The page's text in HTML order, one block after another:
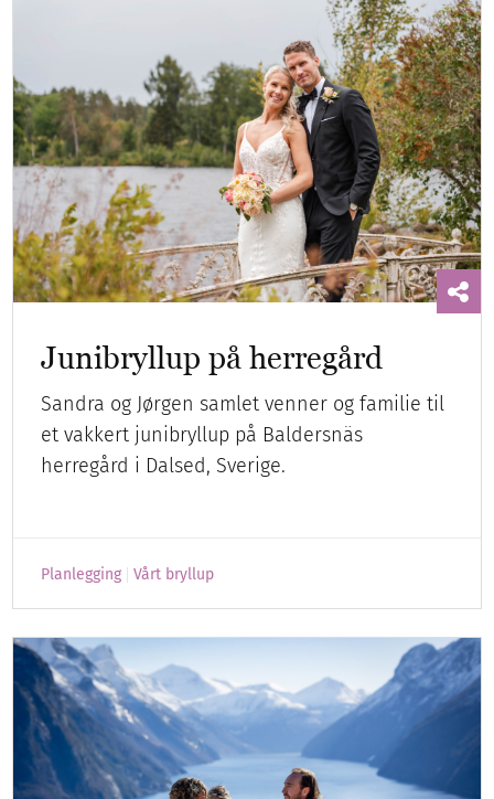
Junibryllup på herregård
Sandra og Jørgen samlet venner og familie til
et vakkert junibryllup på Baldersnäs
herregård i Dalsed, Sverige.
Planlegging Vårt bryllup